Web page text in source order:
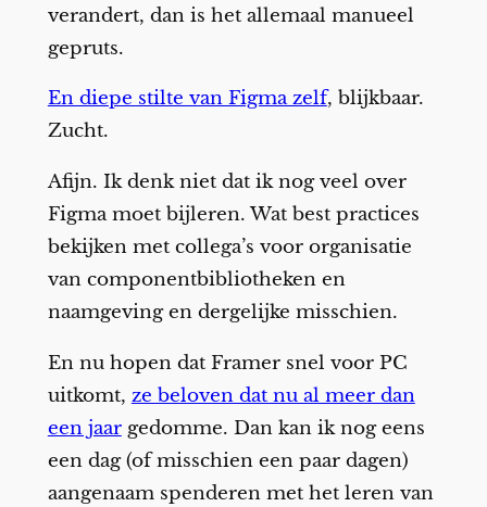
verandert, dan is het allemaal manueel
gepruts.
En diepe stilte van Figma zelf, blijkbaar.
Zucht.
Afijn. Ik denk niet dat ik nog veel over
Figma moet bijleren. Wat best practices
bekijken met collega’s voor organisatie
van componentbibliotheken en
naamgeving en dergelijke misschien.
En nu hopen dat Framer snel voor PC
uitkomt, ze beloven dat nu al meer dan
een jaargedomme. Dan kan ik nog eens
een dag (of misschien een paar dagen)
aangenaam spenderen met het leren van